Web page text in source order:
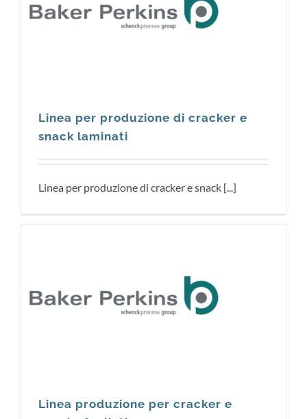
Linea per produzione di cracker e
snack laminati
Linea per produzione di cracker e snack [...]
Linea produzione per cracker e